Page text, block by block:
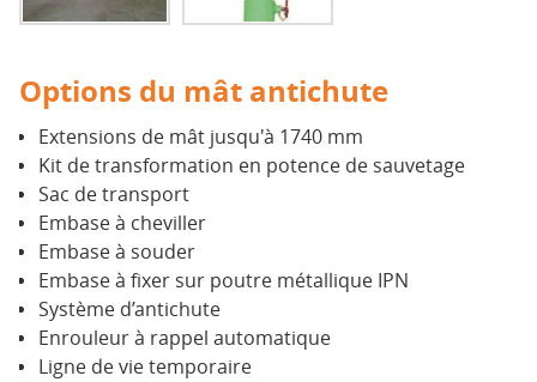
Options du mât antichute
Extensions de mât jusqu'à 1740 mm
Kit de transformation en potence de sauvetage
Sac de transport
Embase à cheviller
Embase à souder
Embase à fixer sur poutre métallique IPN
Système d’antichute
Enrouleur à rappel automatique
Ligne de vie temporaire